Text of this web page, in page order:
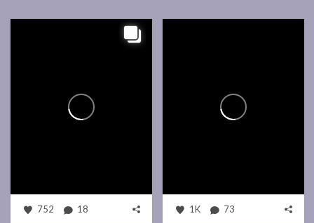
752 18 1K 73